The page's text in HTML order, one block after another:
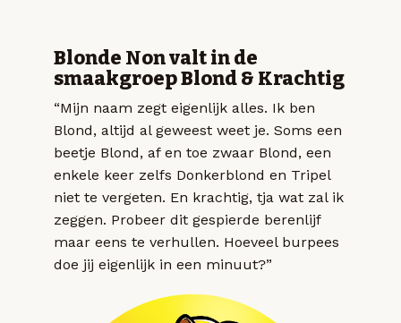
Blonde Non valt in de
smaakgroep Blond & Krachtig
“Mijn naam zegt eigenlijk alles. Ik ben
Blond, altijd al geweest weet je. Soms een
beetje Blond, af en toe zwaar Blond, een
enkele keer zelfs Donkerblond en Tripel
niet te vergeten. En krachtig, tja wat zal ik
zeggen. Probeer dit gespierde berenlijf
maar eens te verhullen. Hoeveel burpees
doe jij eigenlijk in een minuut?”